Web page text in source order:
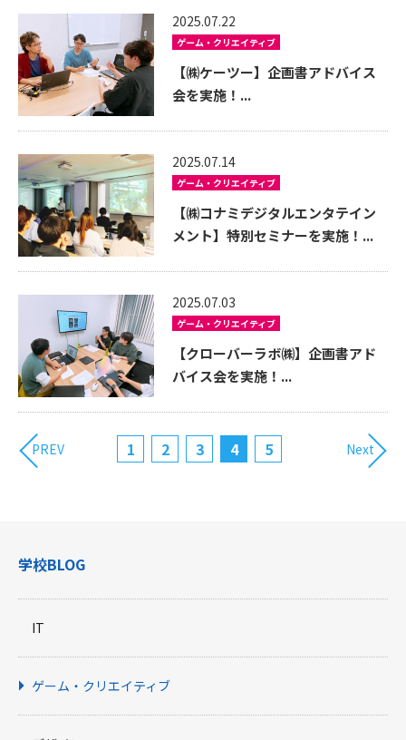
2025.07.22
ゲーム・クリエイティブ
【㈱ケーツー】企画書アドバイス
会を実施！...
2025.07.14
ゲーム・クリエイティブ
【㈱コナミデジタルエンタテイン
メント】特別セミナーを実施！...
2025.07.03
ゲーム・クリエイティブ
【クローバーラボ㈱】企画書アド
バイス会を実施！...
PREV 1 2 3 4 5 Next
学校BLOG
IT
ゲーム・クリエイティブ